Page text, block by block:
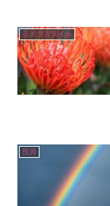
ライフスタイル
投資